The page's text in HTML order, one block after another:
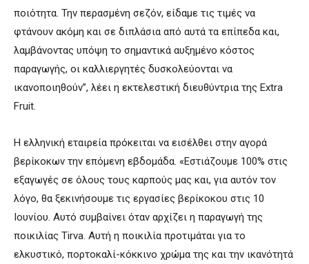
ποιότητα. Την περασμένη σεζόν, είδαμε τις τιμές να
φτάνουν ακόμη και σε διπλάσια από αυτά τα επίπεδα και,
λαμβάνοντας υπόψη το σημαντικά αυξημένο κόστος
παραγωγής, οι καλλιεργητές δυσκολεύονται να
ικανοποιηθούν”, λέει η εκτελεστική διευθύντρια της Extra
Fruit.
Η ελληνική εταιρεία πρόκειται να εισέλθει στην αγορά
βερίκοκων την επόμενη εβδομάδα. «Εστιάζουμε 100% στις
εξαγωγές σε όλους τους καρπούς μας και, για αυτόν τον
λόγο, θα ξεκινήσουμε τις εργασίες βερίκοκου στις 10
Ιουνίου. Αυτό συμβαίνει όταν αρχίζει η παραγωγή της
ποικιλίας Tirva. Αυτή η ποικιλία προτιμάται για το
ελκυστικό, πορτοκαλί-κόκκινο χρώμα της και την ικανότητά